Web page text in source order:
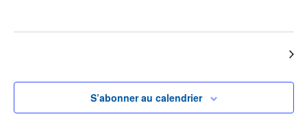
Évènements
S’abonner au calendrier